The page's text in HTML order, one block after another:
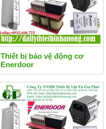
Thiết bị bảo vệ động cơ
Enerdoor